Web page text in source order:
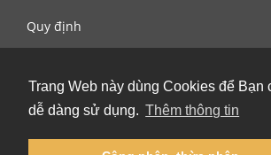
Trang Web này dùng Cookies để Bạn
dễ dàng sử dụng. Thêm thông tin
Quy định